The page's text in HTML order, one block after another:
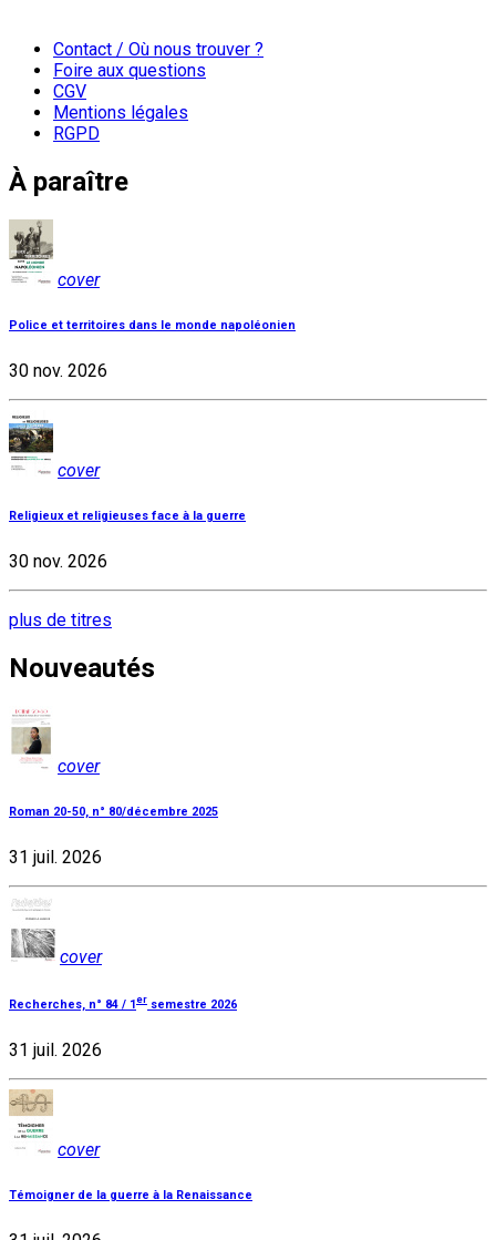
Contact / Où nous trouver ?
Foire aux questions
CGV
Mentions légales
RGPD
À paraître
cover
Police et territoires dans le monde napoléonien
30 nov. 2026
cover
Religieux et religieuses face à la guerre
30 nov. 2026
plus de titres
Nouveautés
cover
Roman 20-50, n° 80/décembre 2025
31 juil. 2026
cover
Recherches, n° 84 / 1 er semestre 2026
31 juil. 2026
cover
Témoigner de la guerre à la Renaissance